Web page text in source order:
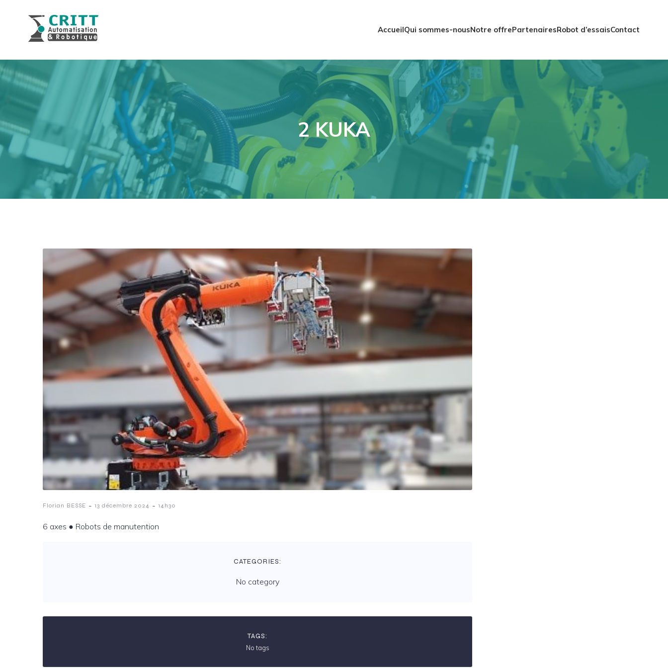
AccueilQui sommes-nousNotre offrePartenairesRobot d’essaisContact
2 KUKA
Florian BESSE - 13 décembre 2024 - 14h30
6 axes ️● Robots de manutention
CATEGORIES:
No category
TAGS:
No tags